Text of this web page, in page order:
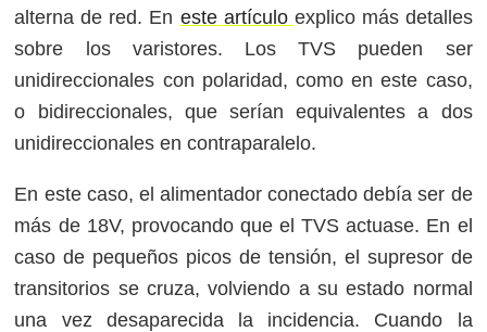
alterna de red. En este artículo explico más detalles
sobre los varistores. Los TVS pueden ser
unidireccionales con polaridad, como en este caso,
o bidireccionales, que serían equivalentes a dos
unidireccionales en contraparalelo.
En este caso, el alimentador conectado debía ser de
más de 18V, provocando que el TVS actuase. En el
caso de pequeños picos de tensión, el supresor de
transitorios se cruza, volviendo a su estado normal
una vez desaparecida la incidencia. Cuando la